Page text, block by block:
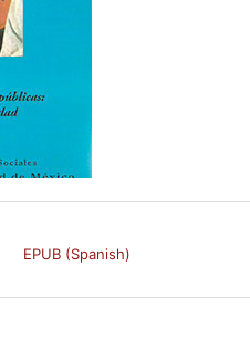
EPUB (Spanish)